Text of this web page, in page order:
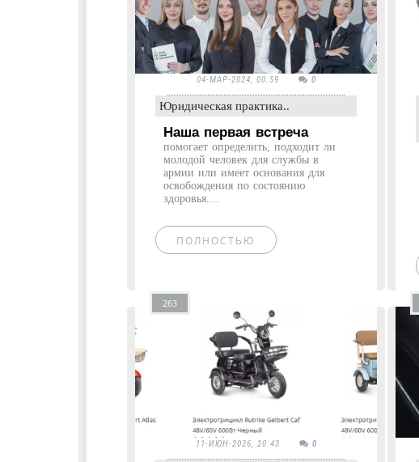
04-МАР-2024, 00:59 0
Юридическая практика..
Наша первая встреча
помогает определить, подходит ли
молодой человек для службы в
армии или имеет основания для
освобождения по состоянию
здоровья....
ПОЛНОСТЬЮ
263
11-ИЮН-2026, 20:43 0